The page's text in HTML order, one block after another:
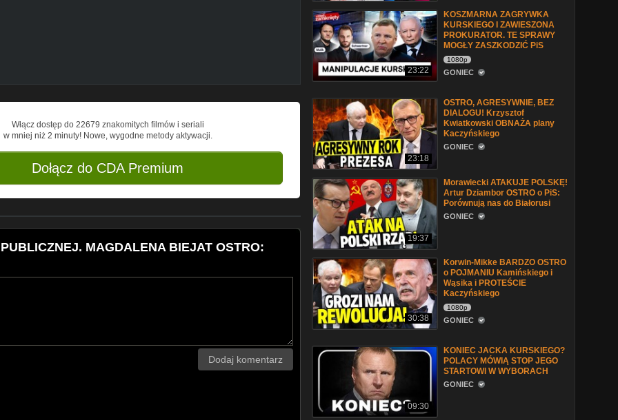
newsy, wywiady, sondy uliczne
Ziobro wyświetlono 800 tys., a
konferencje, relacje na żywo,
politycznej. Od Platformy
antenie regularnie goszczą tacy politycy
Krzysztof Bosak czy gen. Leon
Włącz dostęp do 22679 znakomitych filmów i seriali
w mniej niż 2 minuty! Nowe, wygodne metody aktywacji.
Dołącz do CDA Premium
MAGDALENA BIEJAT OSTRO:
Dodaj komentarz
23:22
KOSZMARNA ZAGRYWKA
KURSKIEGO I ZAWIESZONA
PROKURATOR. TE SPRAWY
MOGŁY ZASZKODZIĆ PiS
1080p
GONIEC
23:18
OSTRO, AGRESYWNIE, BEZ
DIALOGU! Krzysztof
Kwiatkowski OBNAŻA plany
Kaczyńskiego
GONIEC
19:37
Morawiecki ATAKUJE POLSKĘ!
Artur Dziambor OSTRO o PiS:
Porównują nas do Białorusi
GONIEC
30:38
Korwin-Mikke BARDZO OSTRO
o POJMANIU Kamińskiego i
Wąsika i PROTEŚCIE
Kaczyńskiego
1080p
GONIEC
09:30
KONIEC JACKA KURSKIEGO?
POLACY MÓWIĄ STOP JEGO
STARTOWI W WYBORACH
GONIEC